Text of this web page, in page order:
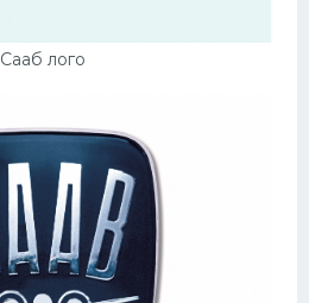
Сааб лого